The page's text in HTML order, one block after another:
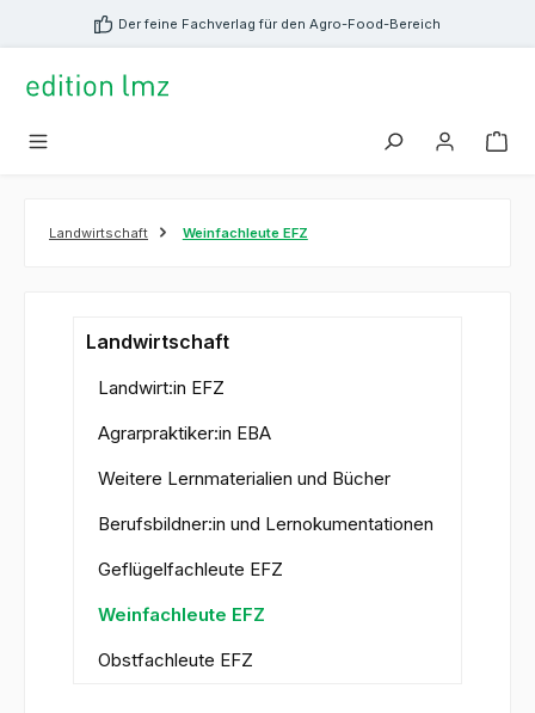
springen Der feine Fachverlag für den Agro-Food-Bereich
Landwirtschaft Weinfachleute EFZ
Landwirtschaft
Landwirt:in EFZ
Agrarpraktiker:in EBA
Weitere Lernmaterialien und Bücher
Berufsbildner:in und Lernokumentationen
Geflügelfachleute EFZ
Weinfachleute EFZ
Obstfachleute EFZ